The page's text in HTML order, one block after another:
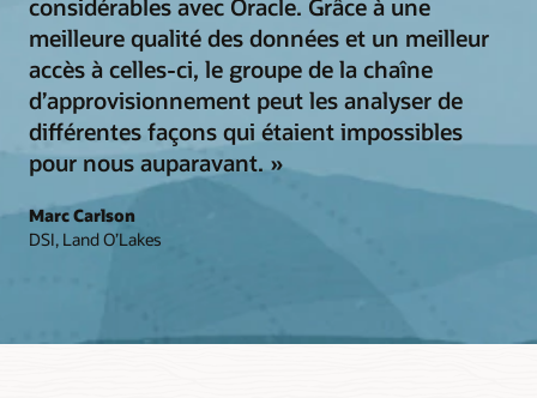
considérables avec Oracle. Grâce à une
meilleure qualité des données et un meilleur
accès à celles-ci, le groupe de la chaîne
d’approvisionnement peut les analyser de
différentes façons qui étaient impossibles
pour nous auparavant. »
Marc Carlson
DSI, Land O’Lakes